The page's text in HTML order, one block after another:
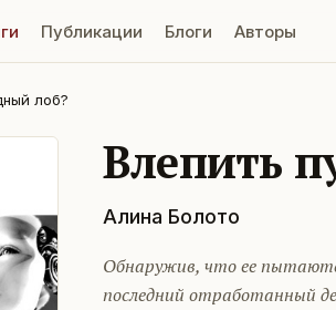
Публикации Блоги Авторы
лоб?
Влепить
Алина Болото
Обнаружив, что ее
последний отработанный